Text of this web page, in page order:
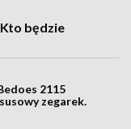
będzie
2115
zegarek.